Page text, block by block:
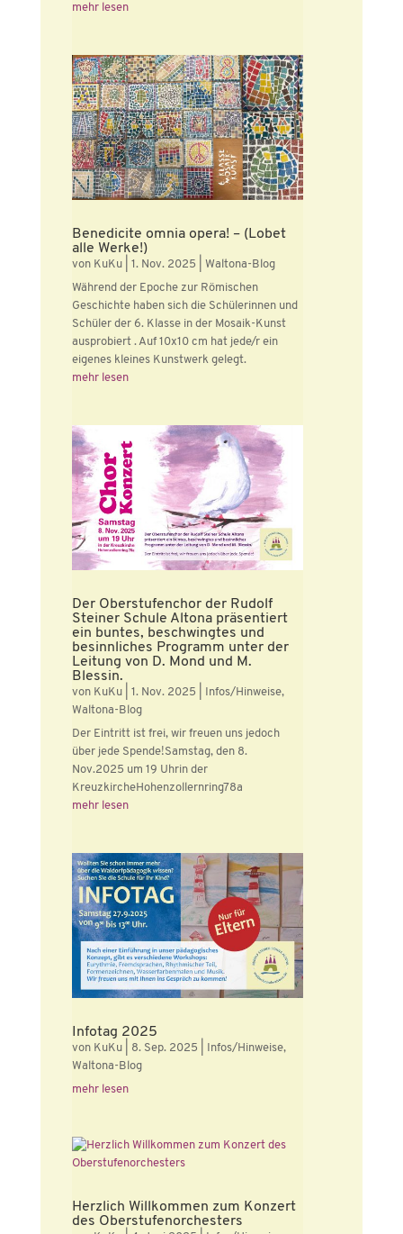
mehr lesen
Benedicite omnia opera! – (Lobet
alle Werke!)
von KuKu| 1. Nov. 2025
Waltona-Blog
Während der Epoche zur Römischen
Geschichte haben sich die Schülerinnen und
Schüler der 6. Klasse in der Mosaik-Kunst
ausprobiert . Auf 10x10 cm hat jede/r ein
eigenes kleines Kunstwerk gelegt.
mehr lesen
Der Oberstufenchor der Rudolf
Steiner Schule Altona präsentiert
ein buntes, beschwingtes und
besinnliches Programm unter der
Leitung von D. Mond und M.
Blessin.
von KuKu| 1. Nov. 2025 Infos/Hinweise,
Waltona-Blog
Der Eintritt ist frei, wir freuen uns jedoch
über jede Spende!Samstag, den 8.
Nov.2025 um 19 Uhrin der
KreuzkircheHohenzollernring78a
mehr lesen
Infotag 2025
von KuKu| 8. Sep. 2025 Infos/Hinweise,
Waltona-Blog
mehr lesen
Herzlich Willkommen zum Konzert
des Oberstufenorchesters